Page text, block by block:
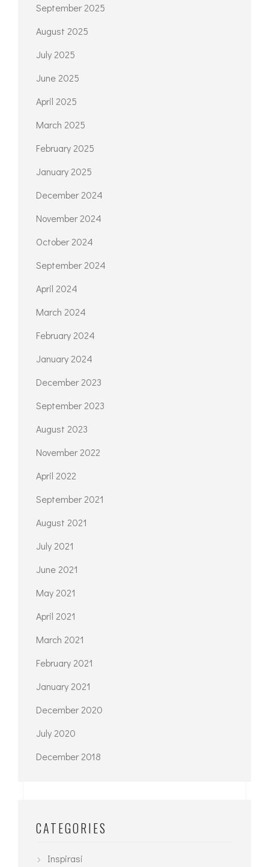
September 2025
August 2025
July 2025
June 2025
April 2025
March 2025
February 2025
January 2025
December 2024
November 2024
October 2024
September 2024
April 2024
March 2024
February 2024
January 2024
December 2023
September 2023
August 2023
November 2022
April 2022
September 2021
August 2021
July 2021
June 2021
May 2021
April 2021
March 2021
February 2021
January 2021
December 2020
July 2020
December 2018
CATEGORIES
Inspirasi